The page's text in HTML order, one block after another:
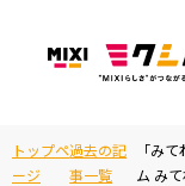
トップペ
ージ
過去の記
事一覧
「み
ム み